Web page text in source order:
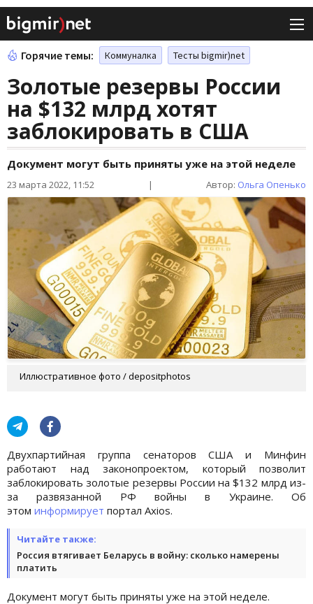
Горячие темы: Коммуналка Тесты bigmir)net
Золотые резервы России
на $132 млрд хотят
заблокировать в США
Документ могут быть приняты уже на этой неделе
23 марта 2022, 11:52 | Автор: Ольга Опенько
Иллюстративное фото / depositphotos
Двухпартийная группа сенаторов США и Минфин
работают над законопроектом, который позволит
заблокировать золотые резервы России на $132 млрд из-
за развязанной РФ войны в Украине. Об
этом информирует портал Axios.
Читайте также:
Россия втягивает Беларусь в войну: сколько намерены
платить
Документ могут быть приняты уже на этой неделе.